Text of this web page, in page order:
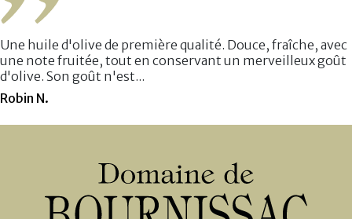
Une huile d'olive de première qualité. Douce, fraîche, avec
une note fruitée, tout en conservant un merveilleux goût
d'olive. Son goût n'est...
Robin N.